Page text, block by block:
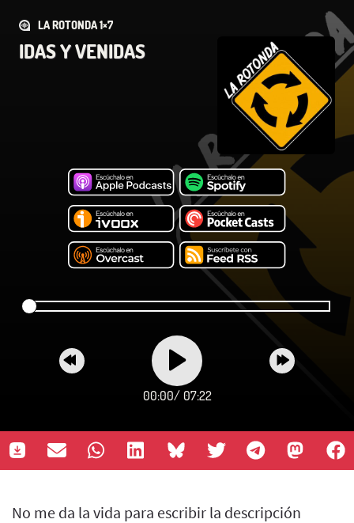
LA ROTONDA 1×7
IDAS Y VENIDAS
00:00/ 07:22
No me da la vida para escribir la descripción